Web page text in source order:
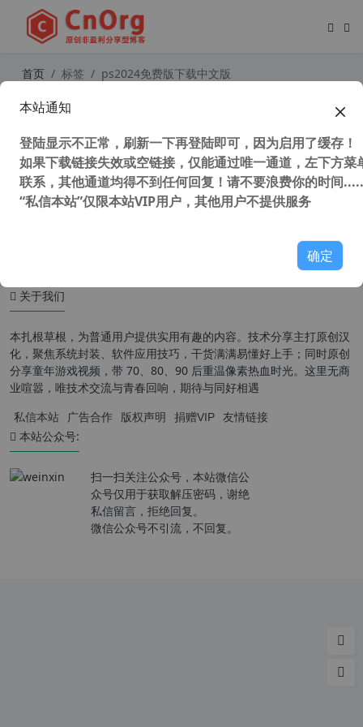
首页 标签 ps2024免费版下载中文版
经网络滤镜
关于我们
本扎根草根，为普通用户提供实用有趣的内容。技术分享主打原创汉
化，聚焦系统封装、软件应用技巧，干货满满易懂好上手；同时原创
分享童年游戏视频，带 70、80、90 后重温像素热血时光。这里无商
业喧嚣，唯技术交流与青春回响，期待与同好相遇
私信本站 广告合作 版权声明 捐赠VIP 友情链接
本站公众号:
扫一扫关注公众号，本站微信公
众号仅用于获取解压密码，谢绝
私信留言，拒绝回复。
微信公众号不引流，不回复。
本站通知
登陆显示不正常，刷新一下再登陆即可，因为启用了缓存！
如果下载链接失效或空链接，仅能通过唯一通道，左下方菜
联系，其他通道均得不到任何回复！请不要浪费你的时间
“私信本站”仅限本站VIP用户，其他用户不提供服务
确定